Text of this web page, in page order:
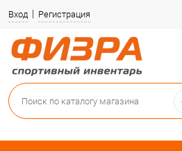
Вход Регистрация